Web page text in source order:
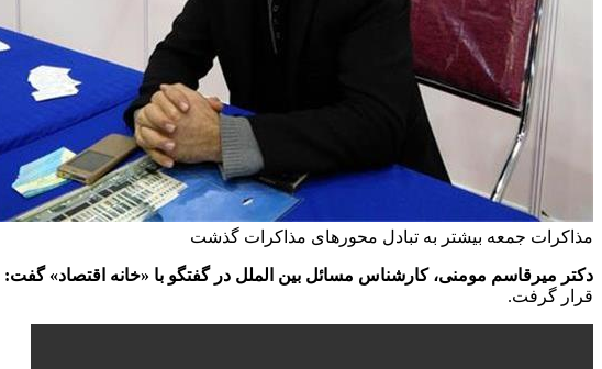
مذاکرات جمعه بیشتر به تبادل محورهای مذاکرات گذشت
دکتر میرقاسم مومنی، کارشناس مسائل بین الملل در گفتگو با «خانه اقتصاد» گفت:
قرار گرفت.